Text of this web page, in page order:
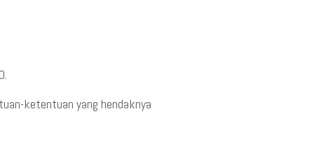
ketentuan yang hendaknya